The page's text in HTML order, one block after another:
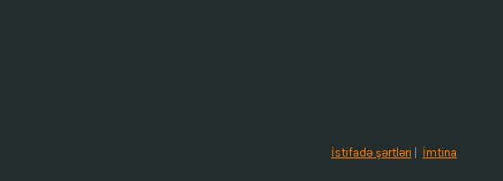
İstifadə şərtləri İmtina